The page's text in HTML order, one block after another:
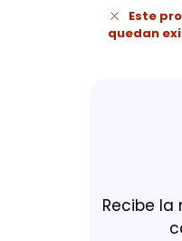
Este
quedan
Recibe